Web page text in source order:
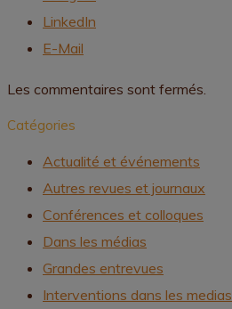
LinkedIn
E-Mail
Les commentaires sont fermés.
Catégories
Actualité et événements
Autres revues et journaux
Conférences et colloques
Dans les médias
Grandes entrevues
Interventions dans les medias